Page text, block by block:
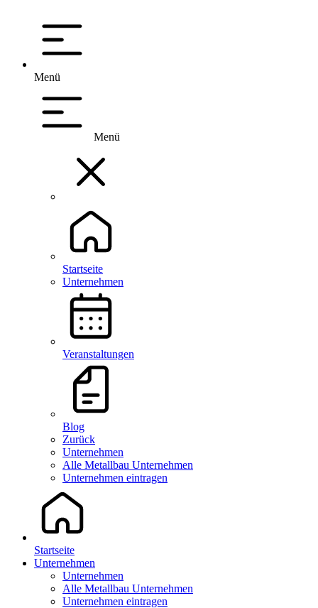
Menü
Menü
Startseite
Unternehmen
Veranstaltungen
Blog
Zurück
Unternehmen
Alle Metallbau Unternehmen
Unternehmen eintragen
Startseite
Unternehmen
Unternehmen
Alle Metallbau Unternehmen
Unternehmen eintragen